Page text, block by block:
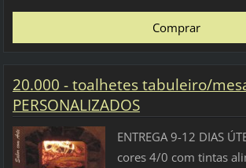
20.000 - toalhetes tabuleiro/
PERSONALIZADOS
ENTREGA 9-12 DIAS
cores 4/0 com tintas